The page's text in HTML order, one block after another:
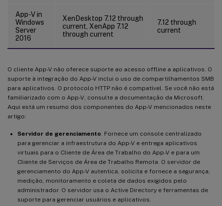
App-V in
Windows
Server
2016
XenDesktop 7.12 through
current, XenApp 7.12
through current
7.12 through
current
O cliente App-V não oferece suporte ao acesso offline a aplicativos. O
suporte à integração do App-V inclui o uso de compartilhamentos SMB
para aplicativos. O protocolo HTTP não é compatível. Se você não está
familiarizado com o App-V, consulte a documentação da Microsoft.
Aqui está um resumo dos componentes do App-V mencionados neste
artigo:
Servidor de gerenciamento . Fornece um console centralizado
para gerenciar a infraestrutura do App-V e entrega aplicativos
virtuais para o Cliente de Área de Trabalho do App-V e para um
Cliente de Serviços de Área de Trabalho Remota. O servidor de
gerenciamento do App-V autentica, solicita e fornece a segurança,
medição, monitoramento e coleta de dados exigidos pelo
administrador. O servidor usa o Active Directory e ferramentas de
suporte para gerenciar usuários e aplicativos.